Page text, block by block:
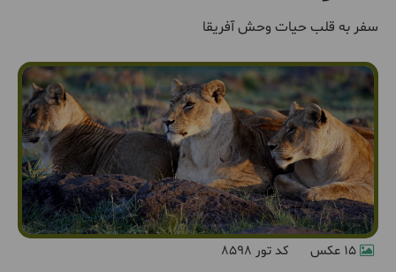
سفر به قلب حیات وحش آفریقا
کد تور 8598